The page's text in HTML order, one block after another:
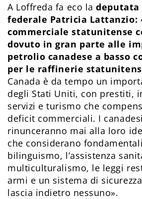
A Loffreda fa eco ladeputata
federale Patricia Lattanzio:
commerciale statunitense
dovuto in gran parte alle
petrolio canadese a basso
per le raffinerie
Canada è da tempo un
degli Stati Uniti, con prestiti,
servizi e turismo che
deficit commerciali. I
rinunceranno mai alla loro
che considerano
bilinguismo, l’assistenza
multiculturalismo, le leggi
armi e un sistema di
lascia indietro nessuno».